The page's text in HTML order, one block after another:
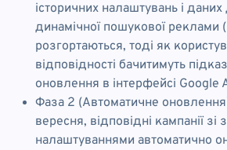
історичних налаштувань і
динамічної пошукової реклами
розгортаються, тоді як
відповідності бачитимуть
оновлення в інтерфейсі Google
Фаза 2 (Автоматичне
вересня, відповідні кампанії зі
налаштуваннями автоматично